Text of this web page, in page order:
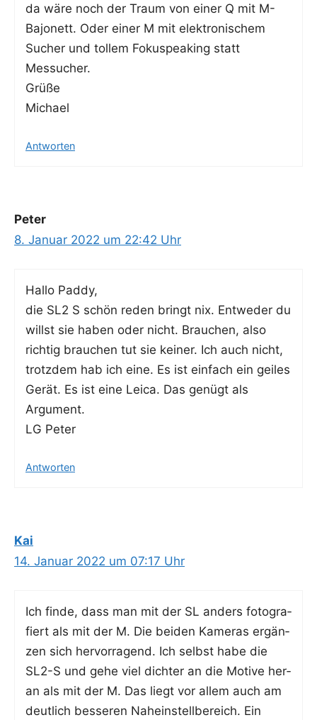
da wäre noch der Traum von einer Q mit M-
Bajo­nett. Oder einer M mit elek­tro­ni­schem
Sucher und tol­lem Fokuspea­king statt
Messucher.
Grüße
Michael
Antworten
Peter
8. Januar 2022 um 22:42 Uhr
Hal­lo Paddy,
die SL2 S schön reden bringt nix. Ent­we­der du
willst sie haben oder nicht. Brau­chen, also
rich­tig brau­chen tut sie kei­ner. Ich auch nicht,
trotz­dem hab ich eine. Es ist ein­fach ein gei­les
Gerät. Es ist eine Lei­ca. Das genügt als
Argument.
LG Peter
Antworten
Kai
14. Januar 2022 um 07:17 Uhr
Ich fin­de, dass man mit der SL anders foto­gra­
fiert als mit der M. Die bei­den Kame­ras ergän­
zen sich her­vor­ra­gend. Ich selbst habe die
SL2-S und gehe viel dich­ter an die Moti­ve her­
an als mit der M. Das liegt vor allem auch am
deut­lich bes­se­ren Nah­ein­stell­be­reich. Ein